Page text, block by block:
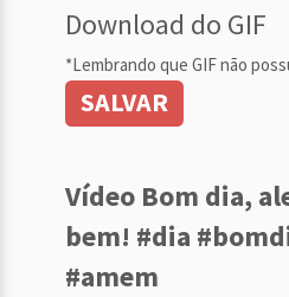
Download do GIF
*Lembrando que GIF não
SALVAR
Vídeo Bom dia,
bem! #dia
#amem